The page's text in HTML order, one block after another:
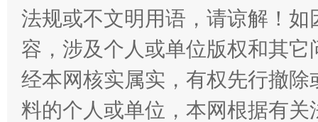
“蜀中异人”王建安的艺术幻境
法规或不文明用语，请谅解！
容，涉及个人或单位版权和其它
经本网核实属实，有权先行撤
料的个人或单位，本网根据有